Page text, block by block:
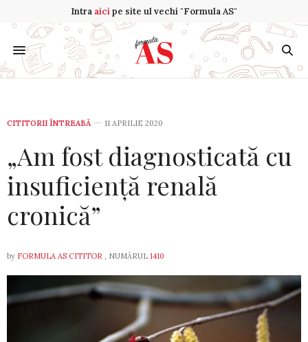
Intra aicipe site ul vechi "Formula AS"
CITITORII ÎNTREABĂ 11 APRILIE 2020
„Am fost diagnosticată cu
insuficiență renală
cronică”
by FORMULA AS CITITOR , NUMĂRUL 1410